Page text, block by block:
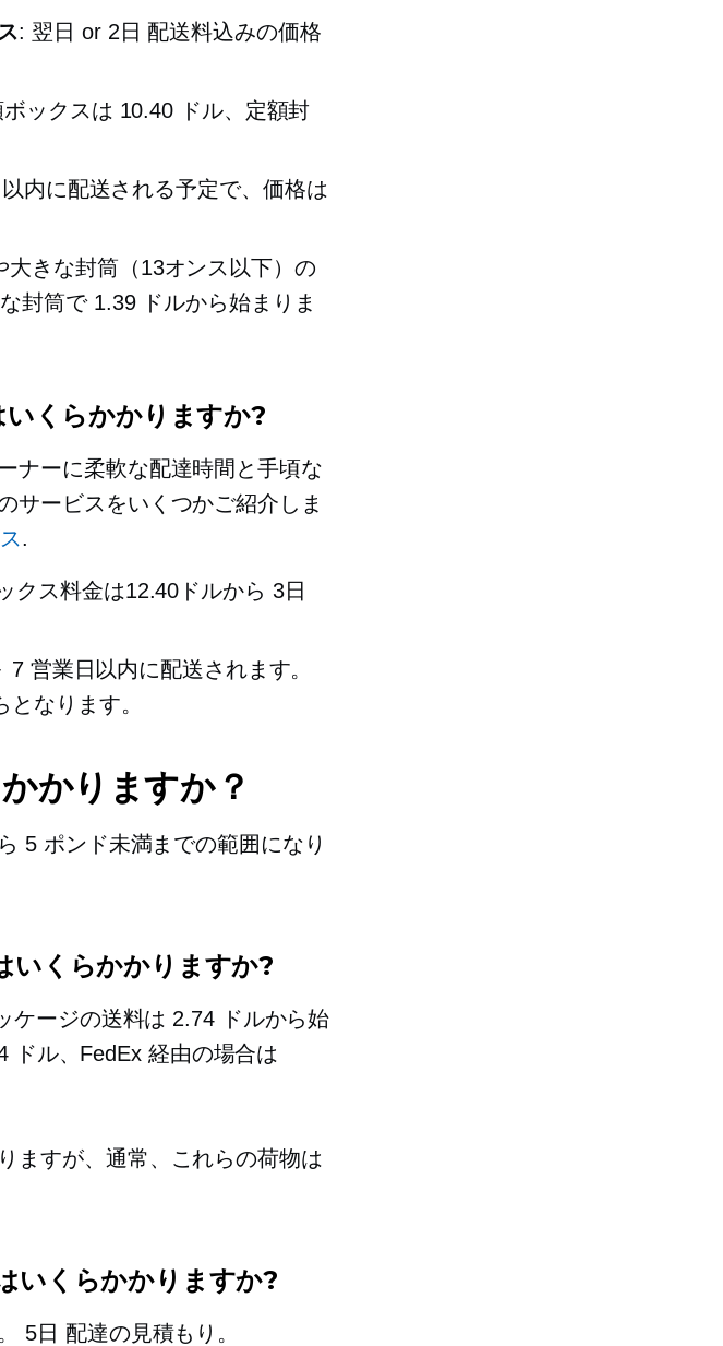
: 翌日 or 2日 配送料込みの価格
ックスは 10.40 ドル、定額封
内に配送される予定で、価格は
大きな封筒（13オンス以下）の
封筒で 1.39 ドルから始まりま
くらかかりますか?
ナーに柔軟な配達時間と手頃な
サービスをいくつかご紹介しま
.
クス料金は12.40ドルから 3日
7 営業日以内に配送されます。
なります。
かりますか？
5 ポンド未満までの範囲になり
いくらかかりますか?
ケージの送料は 2.74 ドルから始
ドル、FedEx 経由の場合は
ますが、通常、これらの荷物は
いくらかかりますか?
5日 配達の見積もり。